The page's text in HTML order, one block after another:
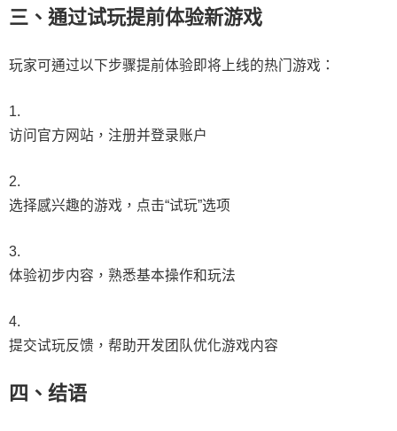
三、通过试玩提前体验新游戏
玩家可通过以下步骤提前体验即将上线的热门游戏：
访问官方网站，注册并登录账户
选择感兴趣的游戏，点击“试玩”选项
体验初步内容，熟悉基本操作和玩法
提交试玩反馈，帮助开发团队优化游戏内容
四、结语